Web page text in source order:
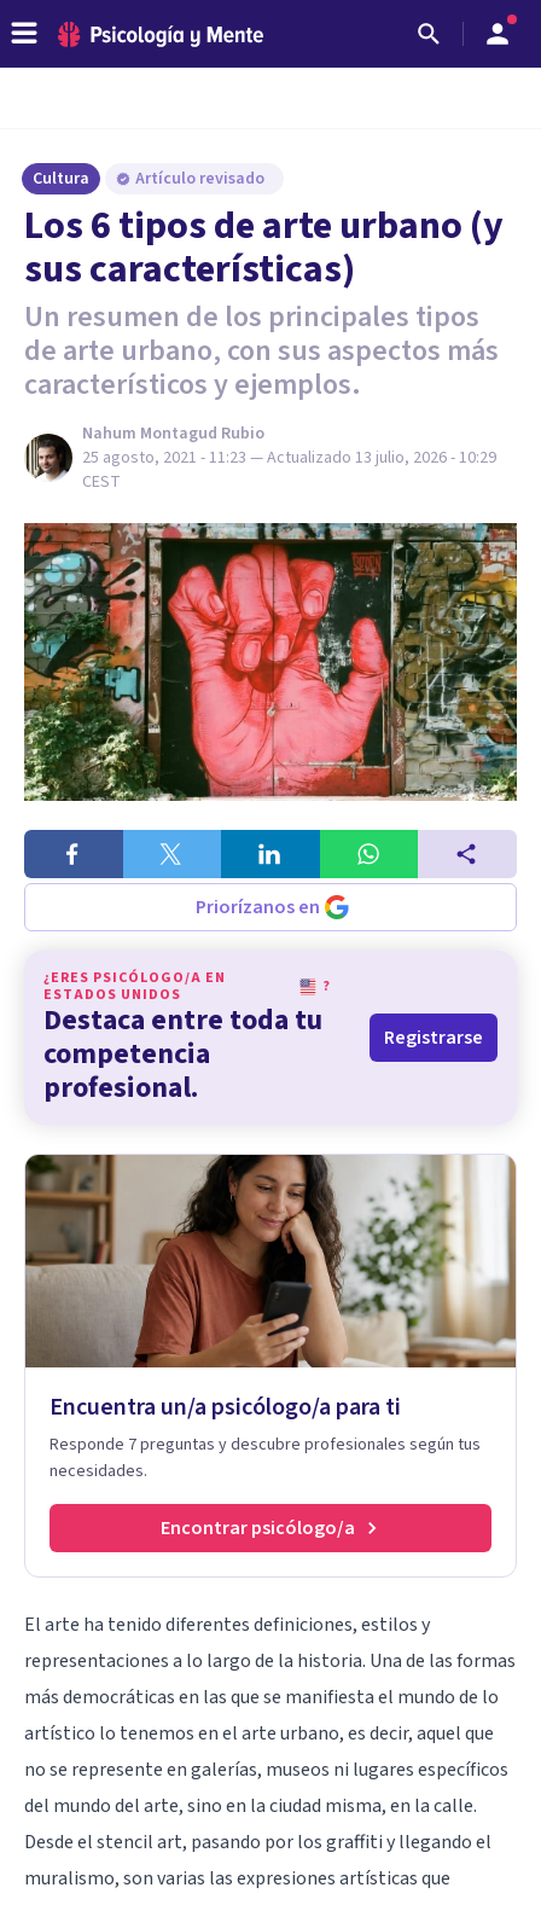
Cultura Artículo revisado
Los 6 tipos de arte urbano (y
sus características)
Un resumen de los principales tipos
de arte urbano, con sus aspectos más
característicos y ejemplos.
Nahum Montagud Rubio
25 agosto, 2021 - 11:23 — Actualizado 13 julio, 2026 - 10:29
CEST
Priorízanos en
¿ERES PSICÓLOGO/A EN
ESTADOS UNIDOS
?
Destaca entre toda tu
competencia
profesional.
Registrarse
Encuentra un/a psicólogo/a para ti
Responde 7 preguntas y descubre profesionales según tus
necesidades.
Encontrar psicólogo/a
El arte ha tenido diferentes definiciones, estilos y
representaciones a lo largo de la historia. Una de las formas
más democráticas en las que se manifiesta el mundo de lo
artístico lo tenemos en el arte urbano, es decir, aquel que
no se represente en galerías, museos ni lugares específicos
del mundo del arte, sino en la ciudad misma, en la calle.
Desde el stencil art, pasando por los graffiti y llegando el
muralismo, son varias las expresiones artísticas que